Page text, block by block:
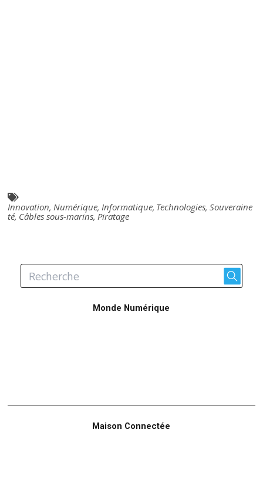
Innovation, Numérique, Informatique, Technologies, Souveraine
té, Câbles sous-marins, Piratage
Monde Numérique
Maison Connectée